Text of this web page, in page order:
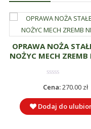
OPRAWA NOŻA
NOŻYC MECH
Cena:270.00 zł
Dodaj do